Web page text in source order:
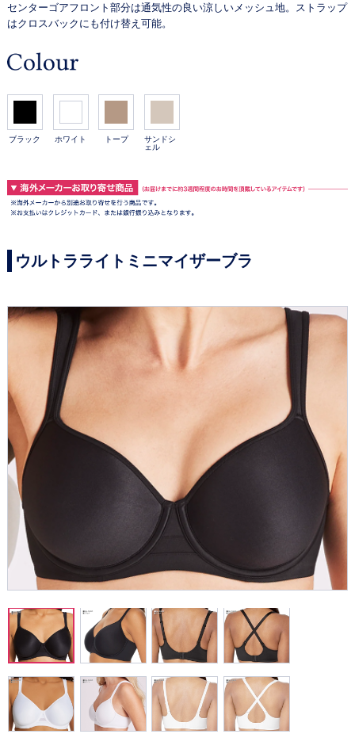
センターゴアフロント部分は通気性の良い涼しいメッシュ地。ストラップ
はクロスバックにも付け替え可能。
ブラック ホワイト トープ
サンドシ
ェル
ウルトラライトミニマイザーブラ